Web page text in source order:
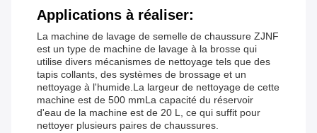
Applications à réaliser:
La machine de lavage de semelle de chaussure ZJNF
est un type de machine de lavage à la brosse qui
utilise divers mécanismes de nettoyage tels que des
tapis collants, des systèmes de brossage et un
nettoyage à l'humide.La largeur de nettoyage de cette
machine est de 500 mmLa capacité du réservoir
d'eau de la machine est de 20 L, ce qui suffit pour
nettoyer plusieurs paires de chaussures.